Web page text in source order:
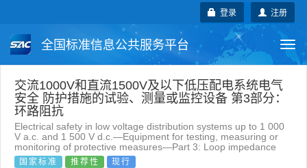
注册
登录
全国标准信息公共服务平台
国家标准 行业标准 地方标准
团体标准
国外标准 技术委员会
交流1000V和直流1500V及以下低压配电系统电气
安全 防护措施的试验、测量或监控设备 第3部分：
环路阻抗
Electrical safety in low voltage distribution systems up to 1 000
V a.c. and 1 500 V d.c.—Equipment for testing, measuring or
monitoring of protective measures—Part 3: Loop impedance
国家标准 推荐性 现行